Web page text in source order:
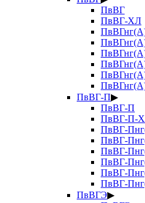
ПвВГ
ПвВГ-ХЛ
ПвВГ-П▶
ПвВГ-П
ПвВГ-П-
ПвВГ-
ПвВГ-
ПвВГ-
ПвВГ-
ПвВГ-
ПвВГ-
ПвВГЭ▶